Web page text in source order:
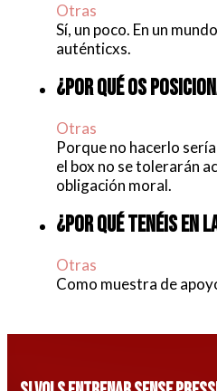
Otras
Sí, un poco. En un
auténticxs.
¿POR QUÉ OS
Otras
Porque no hacerlo
el box no se tolerarán
obligación moral.
¿POR QUÉ TENÉIS EN
Otras
Como muestra de